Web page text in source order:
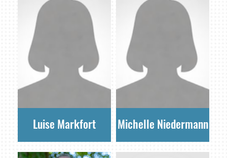
Luise Markfort Michelle Niedermann